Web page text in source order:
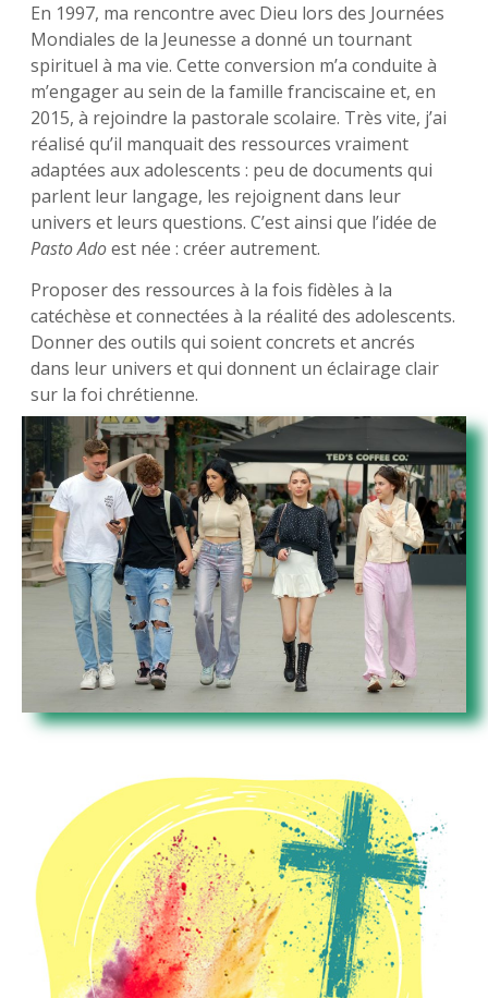
En 1997, ma rencontre avec Dieu lors des Journées
Mondiales de la Jeunesse a donné un tournant
spirituel à ma vie. Cette conversion m’a conduite à
m’engager au sein de la famille franciscaine et, en
2015, à rejoindre la pastorale scolaire. Très vite, j’ai
réalisé qu’il manquait des ressources vraiment
adaptées aux adolescents : peu de documents qui
parlent leur langage, les rejoignent dans leur
univers et leurs questions. C’est ainsi que l’idée de
Pasto Adoest née : créer autrement.
Proposer des ressources à la fois fidèles à la
catéchèse et connectées à la réalité des adolescents.
Donner des outils qui soient concrets et ancrés
dans leur univers et qui donnent un éclairage clair
sur la foi chrétienne.